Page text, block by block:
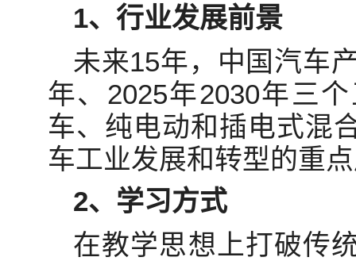
1、行业发展前景
未来15年，中国汽车
年、2025年2030年三
车、纯电动和插电式混
车工业发展和转型的重
2、学习方式
在教学思想上打破传